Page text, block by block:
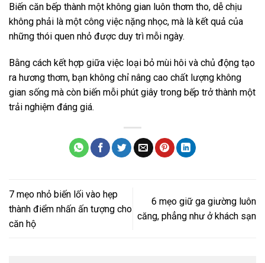
Biến căn bếp thành một không gian luôn thơm tho, dễ chịu
không phải là một công việc nặng nhọc, mà là kết quả của
những thói quen nhỏ được duy trì mỗi ngày.
Bằng cách kết hợp giữa việc loại bỏ mùi hôi và chủ động tạo
ra hương thơm, bạn không chỉ nâng cao chất lượng không
gian sống mà còn biến mỗi phút giây trong bếp trở thành một
trải nghiệm đáng giá.
7 mẹo nhỏ biến lối vào hẹp
thành điểm nhấn ấn tượng cho
căn hộ
6 mẹo giữ ga giường luôn
căng, phẳng như ở khách sạn